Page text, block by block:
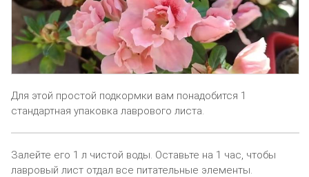
Для этой простой подкормки вам понадобится 1
стандартная упаковка лаврового листа.
Залейте его 1 л чистой воды. Оставьте на 1 час, чтобы
лавровый лист отдал все питательные элементы.